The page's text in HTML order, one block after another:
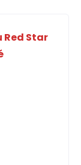
Red Star